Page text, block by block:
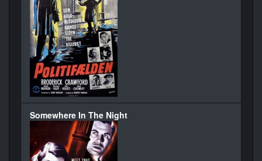
Somewhere In The Night